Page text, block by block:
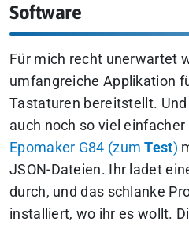
Software
Für mich recht unerwartet
umfangreiche Applikation
Tastaturen bereitstellt.
auch noch so viel
Epomaker G84 (zumTest)
JSON-Dateien. Ihr ladet
durch, und das schlanke
installiert, wo ihr es wollt.